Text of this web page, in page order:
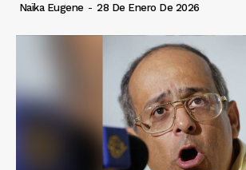
Naïka Eugene - 28 De Enero De 2026